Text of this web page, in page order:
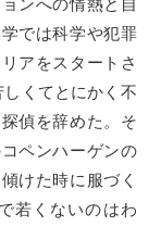
では科学や犯罪
アをスタートさ
くてとにかく不
偵を辞めた。そ
ペンハーゲンの
けた時に服づく
若くないのはわ